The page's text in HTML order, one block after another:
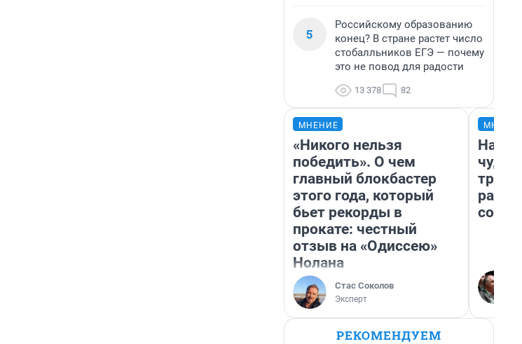
5
Российскому образованию
конец? В стране растет число
стобалльников ЕГЭ — почему
это не повод для радости
13 378 82
МНЕНИЕ
«Никого нельзя
победить». О чем
главный блокбастер
этого года, который
бьет рекорды в
прокате: честный
отзыв на «Одиссею»
Нолана
Стас Соколов
Эксперт
РЕКОМЕНДУЕМ